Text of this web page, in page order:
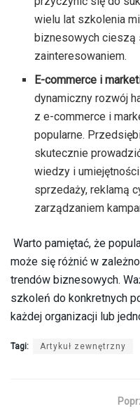
wielu lat szkolenia
biznesowych cieszą
zainteresowaniem.
E-commerce i
dynamiczny rozwój
z e-commerce i
popularne.
skutecznie
wiedzy i
sprzedaży, reklamą
zarządzaniem
Warto pamiętać, że
może się różnić w
trendów biznesowych.
szkoleń do konkretnych
każdej organizacji lub
Tagi: Artykuł zewnętrzny